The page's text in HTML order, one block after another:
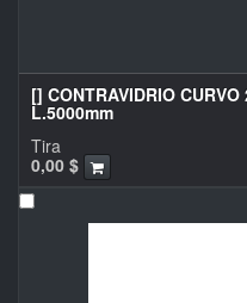
[] CONTRAVIDRIO
L.5000mm
0,00 $
Tira